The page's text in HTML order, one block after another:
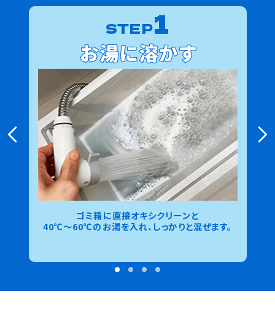
STEP1
ゴミ箱に直接オキシクリーンと
40℃〜60℃のお湯を入れ、しっかりと混ぜます。